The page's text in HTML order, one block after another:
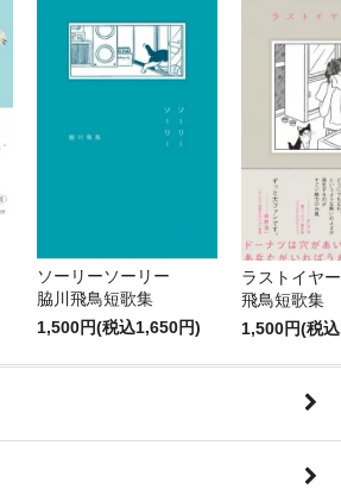
ソーリーソーリー
脇川飛鳥短歌集
1,500円(税込1,650円)
ラストイ
飛鳥短
1,500円(税